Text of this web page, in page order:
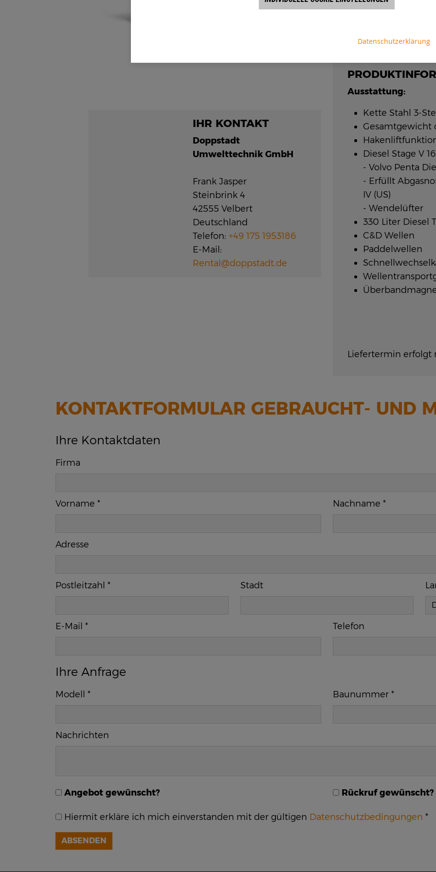
Datenschutzerklärung
IHR KONTAKT
Doppstadt
Umwelttechnik GmbH
Frank Jasper
Steinbrink 4
42555 Velbert
Deutschland
Telefon:+49 175 1953186
E-Mail:
Rental@doppstadt.de
Ausstattung:
Kette Stahl 3-
Gesamtgewicht
Diesel Stage V
- Volvo Penta
- Erfüllt
IV (US)
- Wendelüfter
330 Liter Diesel
C&D Wellen
Paddelwellen
Liefertermin erfolgt
KONTAKTFORMULAR GEBRAUCHT- UND
Ihre Kontaktdaten
Firma
Vorname * Nachname *
Adresse
Postleitzahl * Stadt
E-Mail * Telefon
Ihre Anfrage
Modell * Baunummer *
Nachrichten
Angebot gewünscht? Rückruf gewünscht?
Hiermit erkläre ich mich einverstanden mit der gültigen Datenschutzbedingungen *
ABSENDEN